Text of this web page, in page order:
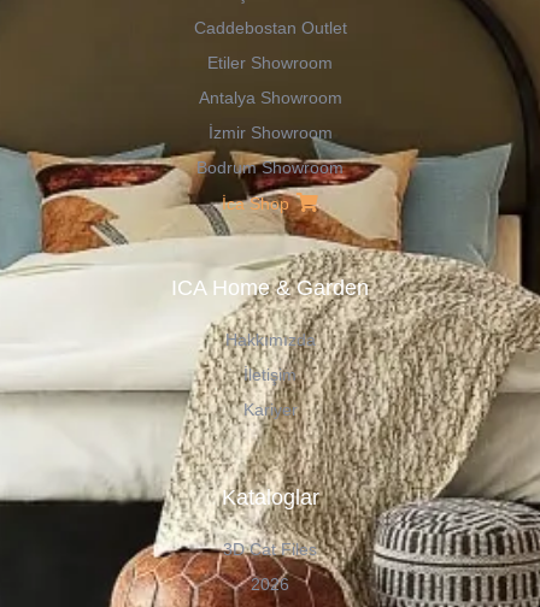
Caddebostan Outlet
Etiler Showroom
Antalya Showroom
İzmir Showroom
Bodrum Showroom
İca Shop
ICA Home & Garden
Hakkımızda
İletişim
Kariyer
Kataloglar
3D Cat Files
2026